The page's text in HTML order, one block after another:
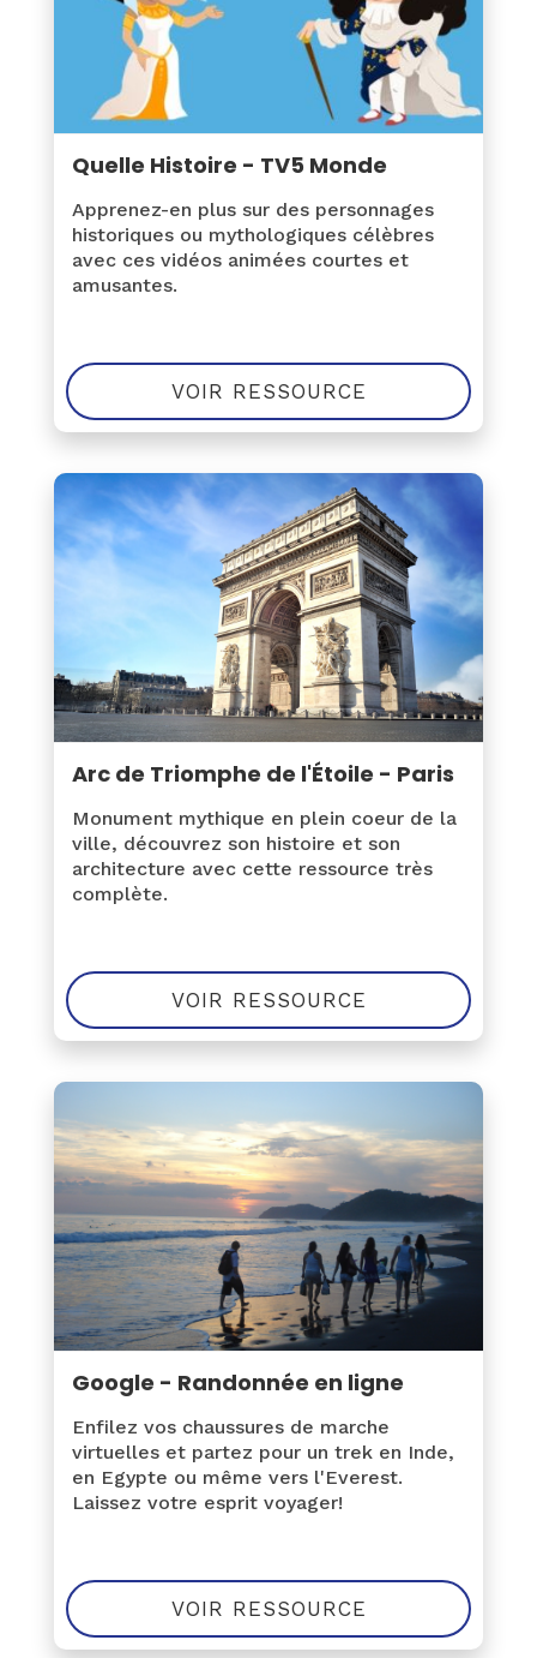
Quelle Histoire - TV5 Monde
Apprenez-en plus sur des personnages
historiques ou mythologiques célèbres
avec ces vidéos animées courtes et
amusantes.
VOIR RESSOURCE
Arc de Triomphe de l'Étoile - Paris
Monument mythique en plein coeur de la
ville, découvrez son histoire et son
architecture avec cette ressource très
complète.
VOIR RESSOURCE
Google - Randonnée en ligne
Enfilez vos chaussures de marche
virtuelles et partez pour un trek en Inde,
en Egypte ou même vers l'Everest.
Laissez votre esprit voyager!
VOIR RESSOURCE